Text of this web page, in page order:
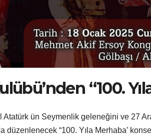
“100.
ün Seymenlik geleneğini ve 27
düzenlenecek “100. Yıla Merhaba’